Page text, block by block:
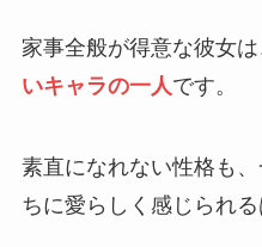
家事全般が得意な彼女は
いキャラの一人です。
素直になれない性格も
ちに愛らしく感じられる